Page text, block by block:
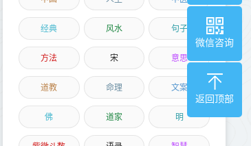
经典 风水 句子
方法 宋 意思
道教 命理 文案
佛 道家 明
微信咨询
返回顶部